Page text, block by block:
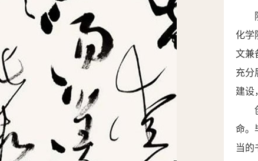
化学
文兼
充分
建设
命。
当的